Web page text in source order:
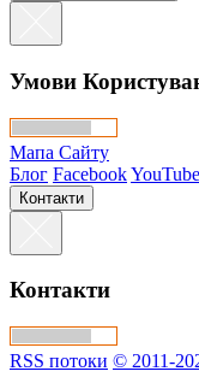
Умови
Мапа Сайту
Блог FacebookYouTube
Контакти
Контакти
RSS потоки © 2011-